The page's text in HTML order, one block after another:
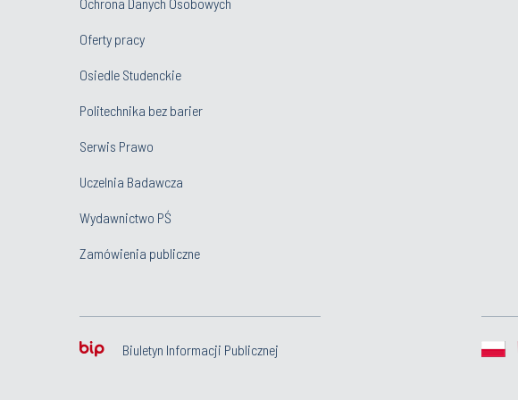
Oferty pracy
Osiedle Studenckie
Politechnika bez barier
Serwis Prawo
Uczelnia Badawcza
Wydawnictwo PŚ
Zamówienia publiczne
Biuletyn Informacji Publicznej